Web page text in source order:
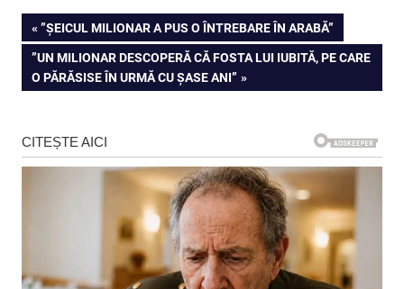
Navigare
în
articole
PREVIOUS
POST:
”ȘEICUL MILIONAR A PUS O ÎNTREBARE ÎN ARABĂ”
NEXT
POST:
”UN MILIONAR DESCOPERĂ CĂ FOSTA LUI IUBITĂ, PE CARE
O PĂRĂSISE ÎN URMĂ CU ȘASE ANI”